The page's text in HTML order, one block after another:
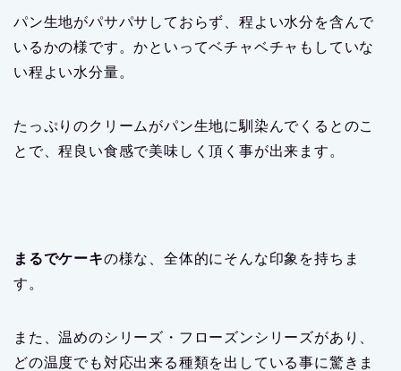
パン生地がパサパサしておらず、程よい水分を含んで
いるかの様です。かといってベチャベチャもしていな
い程よい水分量。
たっぷりのクリームがパン生地に馴染んでくるとのこ
とで、程良い食感で美味しく頂く事が出来ます。
まるでケーキの様な、全体的にそんな印象を持ちま
す。
また、温めのシリーズ・フローズンシリーズがあり、
どの温度でも対応出来る種類を出している事に驚きま